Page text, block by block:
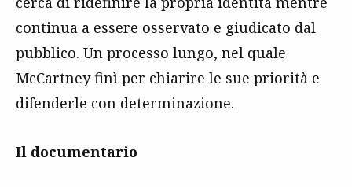
continua a essere osservato e giudicato dal
pubblico. Un processo lungo, nel quale
McCartney finì per chiarire le sue priorità e
difenderle con determinazione.
Il documentario